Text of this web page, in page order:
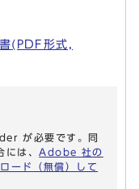
(PDF形式,
が必要です。同
には、 Adobe 社の
ード（無償）して